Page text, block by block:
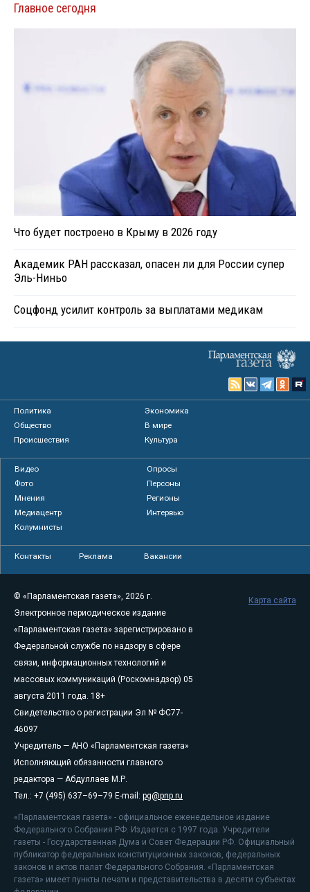
Главное сегодня
Что будет построено в Крыму в 2026 году
Академик РАН рассказал, опасен ли для России супер
Эль-Ниньо
Соцфонд усилит контроль за выплатами медикам
Политика
Экономика
Общество
В мире
Происшествия
Культура
Видео
Опросы
Фото
Персоны
Мнения
Регионы
Медиацентр
Интервью
Колумнисты
Контакты Реклама Вакансии
© «Парламентская газета», 2026 г.
Электронное периодическое издание
«Парламентская газета» зарегистрировано в
Федеральной службе по надзору в сфере
связи, информационных технологий и
массовых коммуникаций (Роскомнадзор) 05
августа 2011 года. 18+
Свидетельство о регистрации Эл № ФС77-
46097
Учредитель — АНО «Парламентская газета»
Исполняющий обязанности главного
редактора — Абдуллаев М.Р.
Тел.: +7 (495) 637–69–79 E-mail: pg@pnp.ru
«Парламентская газета» - официальное еженедельное издание
Федерального Собрания РФ. Издается с 1997 года. Учредители
газеты - Государственная Дума и Совет Федерации РФ. Официальный
публикатор федеральных конституционных законов, федеральных
законов и актов палат Федерального Собрания. «Парламентская
газета» имеет пункты печати и представительства в десяти субъектах
Карта сайта